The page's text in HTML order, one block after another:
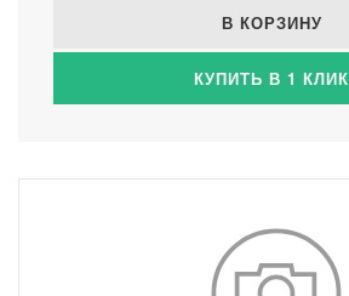
В КОРЗИНУ
КУПИТЬ В 1 КЛИК